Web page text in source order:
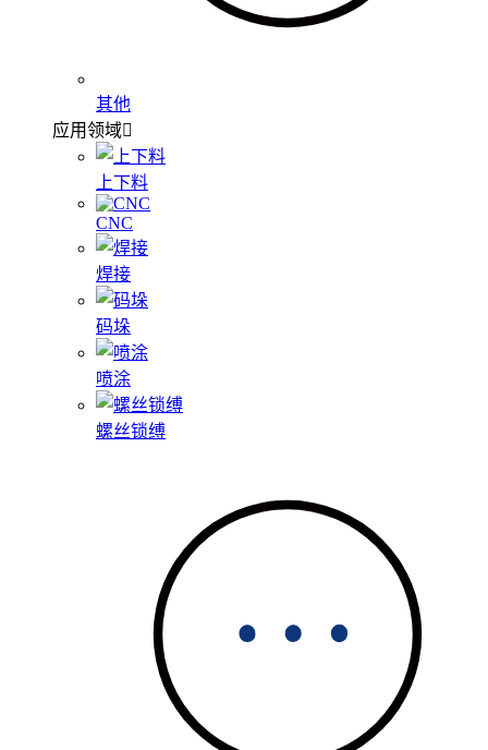
其他
应用领域
上下料
CNC
焊接
码垛
喷涂
螺丝锁缚